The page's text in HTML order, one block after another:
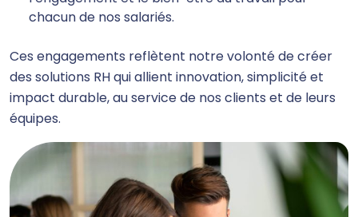
chacun de nos salariés.
Ces engagements reflètent notre volonté de créer
des solutions RH qui allient innovation, simplicité et
impact durable, au service de nos clients et de leurs
équipes.